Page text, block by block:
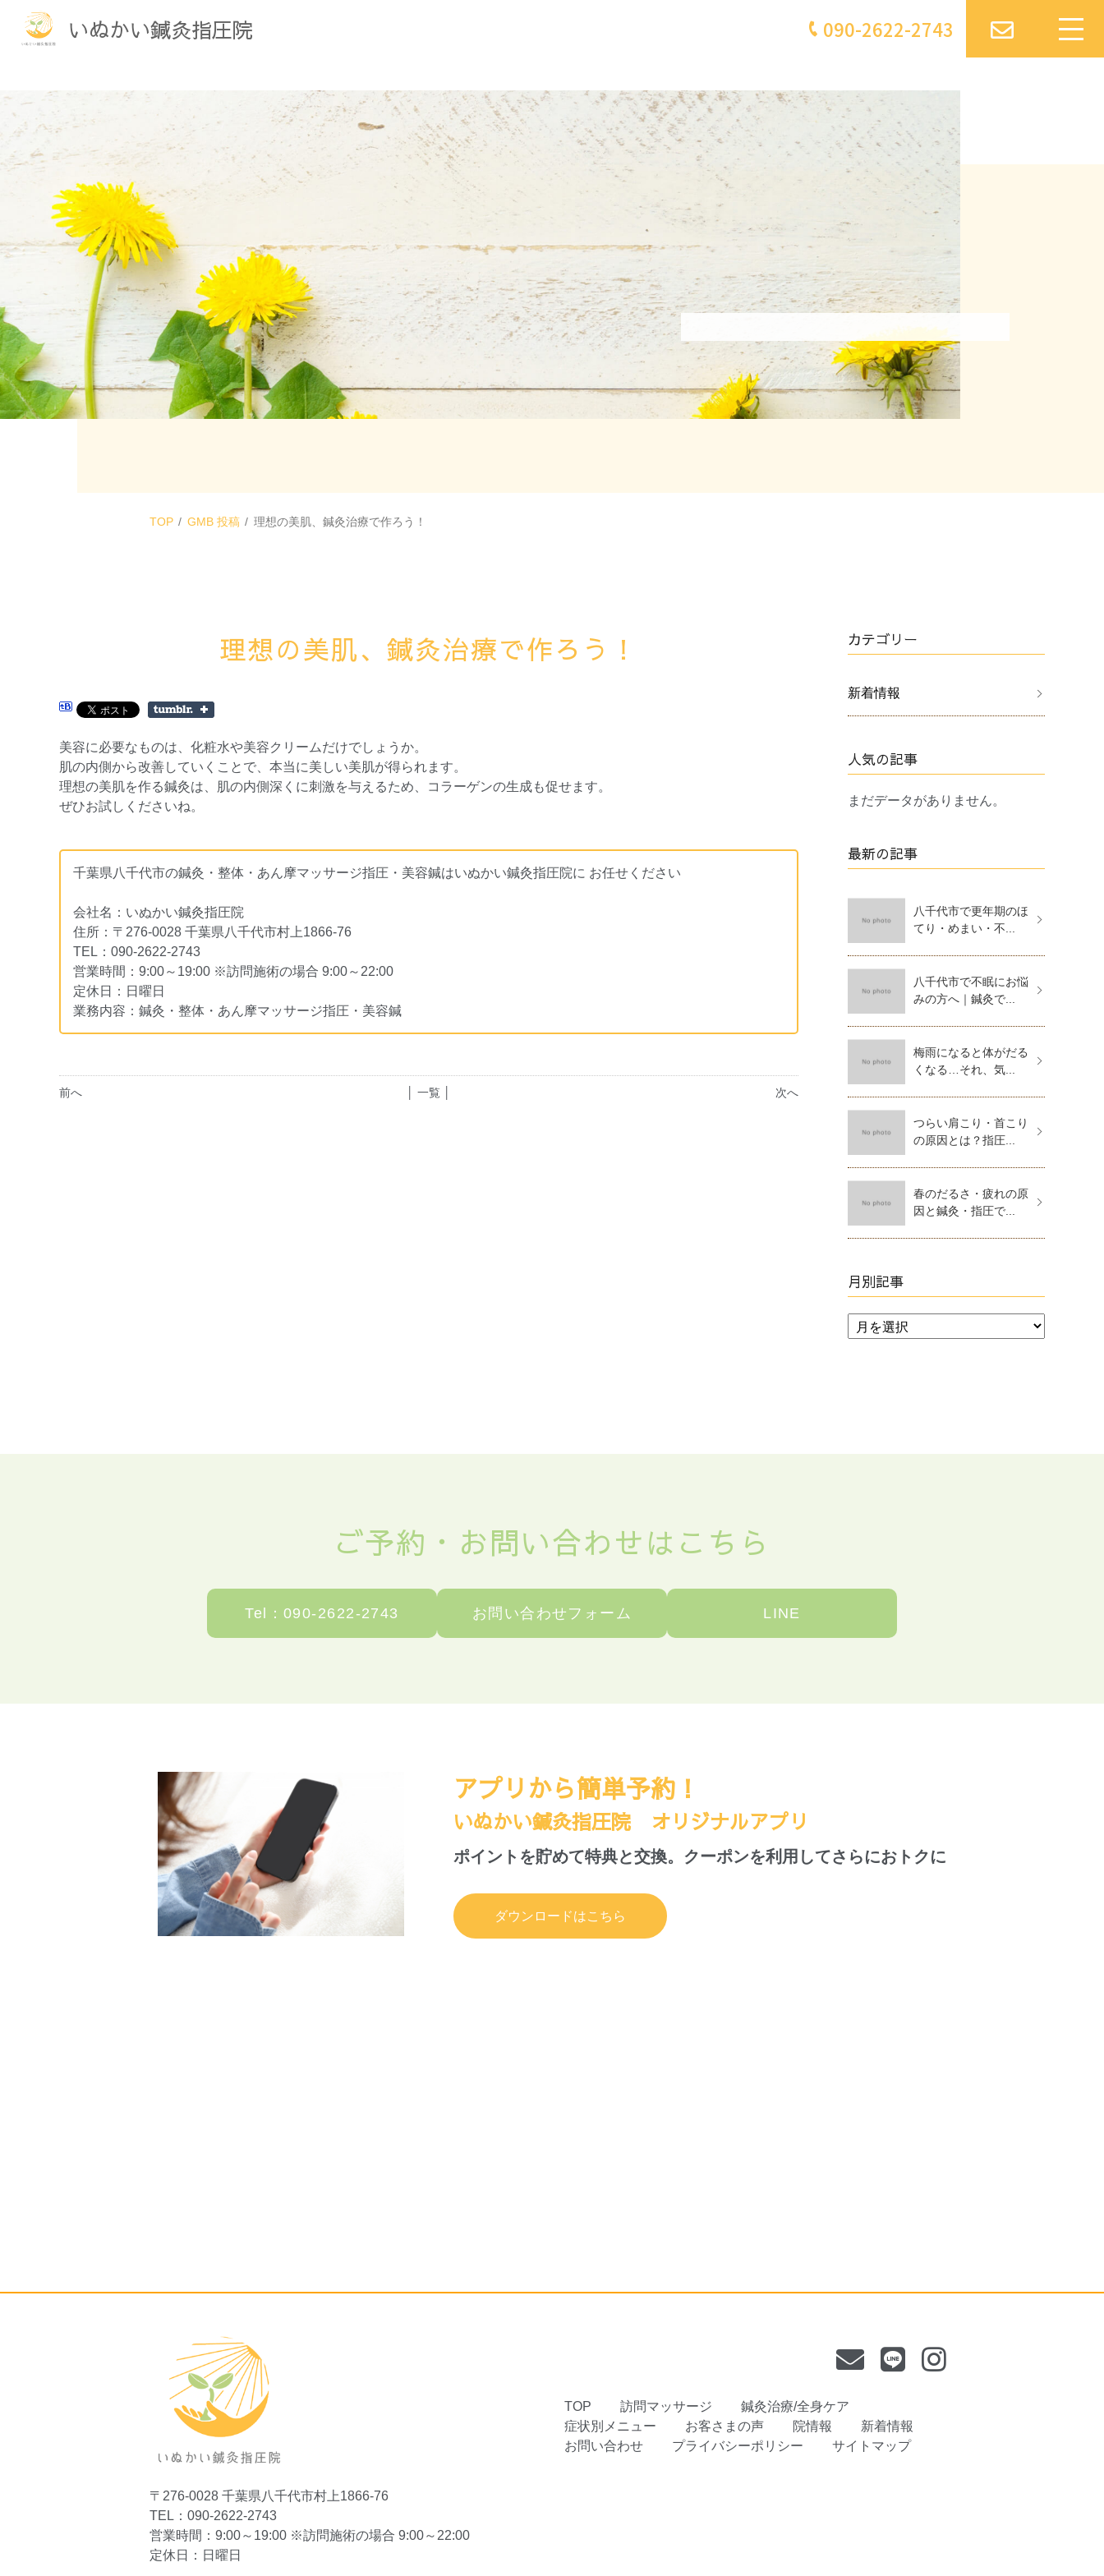
いぬかい鍼灸指圧院 090-2622-2743
TOP GMB 投稿 理想の美肌、鍼灸治療で作ろう！
理想の美肌、鍼灸治療で作ろう！
美容に必要なものは、化粧水や美容クリームだけでしょうか。
肌の内側から改善していくことで、本当に美しい美肌が得られます。
理想の美肌を作る鍼灸は、肌の内側深くに刺激を与えるため、コラーゲンの生成も促せます。
ぜひお試しくださいね。
千葉県八千代市の鍼灸・整体・あん摩マッサージ指圧・美容鍼はいぬかい鍼灸指圧院に お任せください
会社名：いぬかい鍼灸指圧院
住所：〒276-0028 千葉県八千代市村上1866-76
TEL：090-2622-2743
営業時間：9:00～19:00 ※訪問施術の場合 9:00～22:00
定休日：日曜日
業務内容：鍼灸・整体・あん摩マッサージ指圧・美容鍼
前へ 次へ
│ 一覧 │
カテゴリー
新着情報
人気の記事
まだデータがありません。
最新の記事
八千代市で更年期のほ
てり・めまい・不...
八千代市で不眠にお悩
みの方へ｜鍼灸で...
梅雨になると体がだる
くなる…それ、気...
つらい肩こり・首こり
の原因とは？指圧...
春のだるさ・疲れの原
因と鍼灸・指圧で...
月別記事
ご予約・ お問い合わせはこちら
Tel：090-2622-2743 お問い合わせフォーム LINE
アプリから簡単予約！
いぬかい鍼灸指圧院 オリジナルアプリ
ポイントを貯めて特典と交換。 クーポンを利用してさらにおトクに
ダウンロードはこちら
〒276-0028 千葉県八千代市村上1866-76
TEL：090-2622-2743
営業時間：9:00～19:00 ※訪問施術の場合 9:00～22:00
定休日：日曜日
TOP 訪問マッサージ
鍼灸治療/全身ケア
症状別メニュー
お客さまの声 院情報
新着情報
お問い合わせ
プライバシーポリシー サイトマップ